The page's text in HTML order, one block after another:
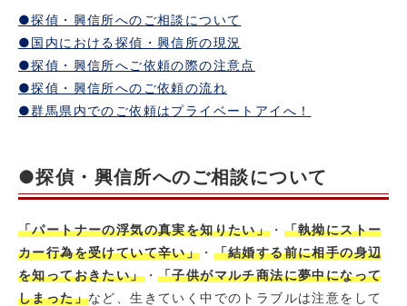
●探偵・興信所へのご相談について
●国内における探偵・興信所の現況
●探偵・興信所へご依頼の際の注意点
●探偵・興信所へのご依頼の流れ
●群馬県内でのご依頼はプライベートアイへ！
●探偵・興信所へのご相談について
「パートナーの浮気の真実を知りたい」 ・ 「執拗にストー
カー行為を受けていて辛い」 ・ 「結婚する前に相手の身辺
を知っておきたい」・「子供がマルチ商法に夢中になって
しまった」など、生きていく中でのトラブルは注意をして